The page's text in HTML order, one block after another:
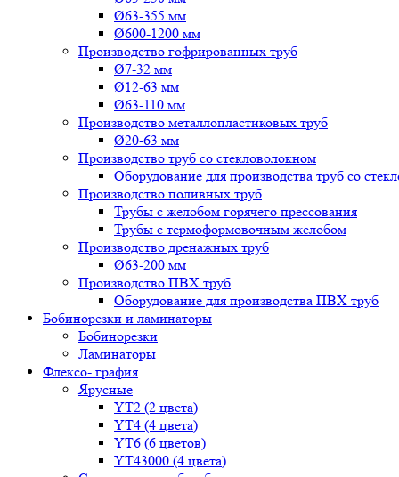
Ø63-355 мм
Ø600-1200 мм
Производство гофрированных труб
Ø7-32 мм
Ø12-63 мм
Ø63-110 мм
Производство металлопластиковых труб
Ø20-63 мм
Производство труб со стекловолокном
Оборудование для производства труб со
Производство поливных труб
Трубы с желобом горячего прессования
Трубы с термоформовочным желобом
Производство дренажных труб
Ø63-200 мм
Производство ПВХ труб
Оборудование для производства ПВХ труб
Бобинорезки и ламинаторы
Бобинорезки
Ламинаторы
Флексо- графия
Ярусные
YT2 (2 цвета)
YT4 (4 цвета)
YT6 (6 цветов)
YT43000 (4 цвета)